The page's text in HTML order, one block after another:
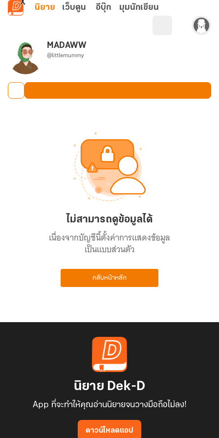
ข้ามไปยังเนื้อหาหลัก
นิยาย เว็บตูน อีบุ๊ก มุมนักเขียน
MADAWW
@littlemummy
ไม่สามารถดูข้อมูลได้
เนื่องจากบัญชีนี้ตั้งค่าการแสดงข้อมูล
เป็นแบบส่วนตัว
กลับหน้าหลัก
นิยาย Dek-D
App ที่จะทำให้คุณอ่านนิยายจนวางมือถือไม่ลง!
ดาวน์โหลดแอป